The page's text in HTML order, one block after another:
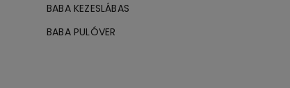
BABA KEZESLÁBAS
BABA PULÓVER